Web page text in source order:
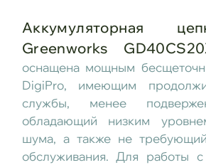
Аккумуляторная
Greenworks
оснащена мощным
DigiPro, имеющим
службы, менее
обладающий низким
шума, а также не требующий
обслуживания. Для работы